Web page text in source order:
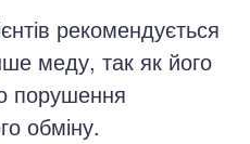
рекомендується
меду, так як його
порушення
обміну.